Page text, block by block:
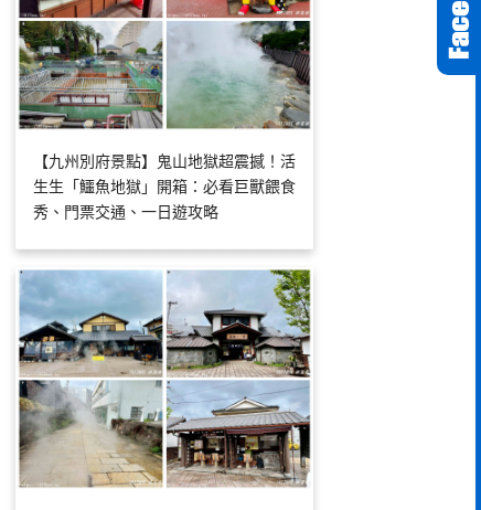
【九州別府景點】鬼山地獄超震撼！活
生生「鱷魚地獄」開箱：必看巨獸餵食
秀、門票交通、一日遊攻略